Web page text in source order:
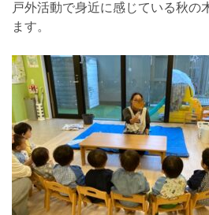
戸外活動で身近に感じている秋の
ます。